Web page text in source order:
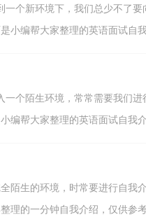
一个新环境下，我们总少不了
小编帮大家整理的英语面试自
一个陌生环境，常常需要我们
编帮大家整理的英语面试自我
陌生的环境，时常要进行自我
理的一分钟自我介绍，仅供参